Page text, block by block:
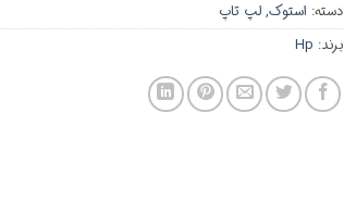
دسته: استوک, لپ تاپ
برند: Hp